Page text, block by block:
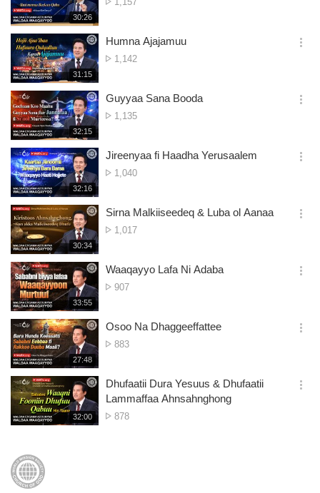
재
생
시
간
30:26
기
재
생
시
간
31:15
Humna Ajajamuu
No.
1,142
옵
기
재
생
시
간
32:15
Guyyaa Sana Booda
No.
1,135
옵
기
재
생
시
간
32:16
Jireenyaa fi Haadha Yerusaalem
No.
1,040
옵
기
재
생
시
간
30:34
Sirna Malkiiseedeq & Luba ol Aanaa
No.
1,017
옵
기
재
생
시
간
33:55
Waaqayyo Lafa Ni Adaba
No.
907
옵
기
재
생
시
간
27:48
Osoo Na Dhaggeeffattee
No.
883
옵
기
재
생
32:00
Dhufaatii Dura Yesuus & Dhufaatii
Lammaffaa Ahnsahnghong
No.
878
옵